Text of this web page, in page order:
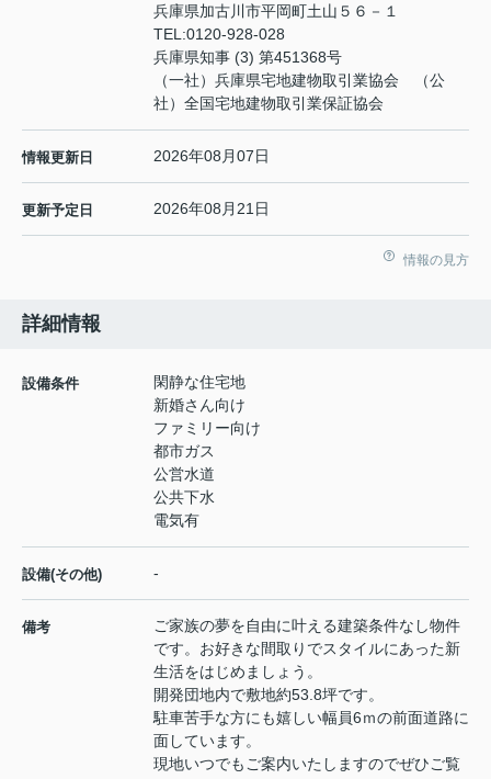
兵庫県加古川市平岡町土山５６－１
TEL:0120-928-028
兵庫県知事 (3) 第451368号
（一社）兵庫県宅地建物取引業協会 （公
社）全国宅地建物取引業保証協会
情報更新日 2026年08月07日
更新予定日 2026年08月21日
情報の見方
詳細情報
設備条件
閑静な住宅地
新婚さん向け
ファミリー向け
都市ガス
公営水道
公共下水
電気有
設備(その他) -
備考
ご家族の夢を自由に叶える建築条件なし物件
です。お好きな間取りでスタイルにあった新
生活をはじめましょう。
開発団地内で敷地約53.8坪です。
駐車苦手な方にも嬉しい幅員6ｍの前面道路に
面しています。
現地いつでもご案内いたしますのでぜひご覧